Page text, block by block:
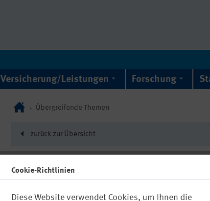
Versicherung/Leistungen Forschung
Übergreifende Themen
zurück zur Übersicht
Cookie-Richtlinien
Diese Website verwendet Cookies, um Ihnen die